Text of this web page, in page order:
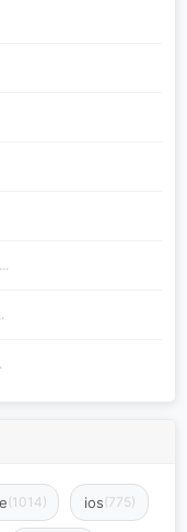
(1014) ios(775)